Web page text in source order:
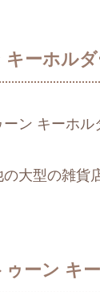
ーホル
ン キーホル
大型の雑貨
ーン キ